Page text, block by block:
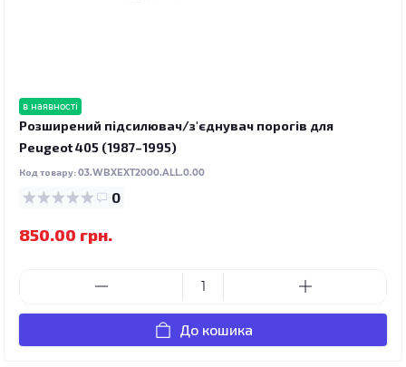
в наявності
Розширений підсилювач/з'єднувач порогів для
Peugeot 405 (1987–1995)
Код товару:03.WBXEXT2000.ALL.0.00
0
850.00 грн.
До кошика